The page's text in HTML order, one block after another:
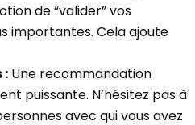
de “valider” vos
importantes. Cela ajoute
: Une recommandation
puissante. N’hésitez pas à
avec qui vous avez